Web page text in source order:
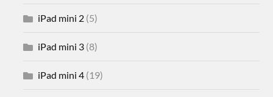
iPad mini 2 (5)
iPad mini 3 (8)
iPad mini 4 (19)